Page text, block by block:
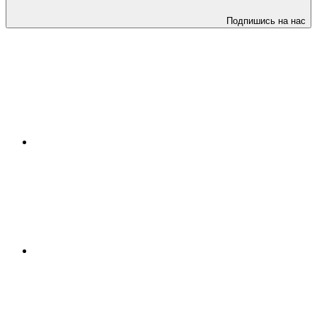
Подпишись на нас